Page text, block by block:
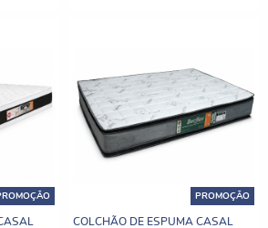
PROMOÇÃO
COLCHÃO DE ESPUMA CASAL